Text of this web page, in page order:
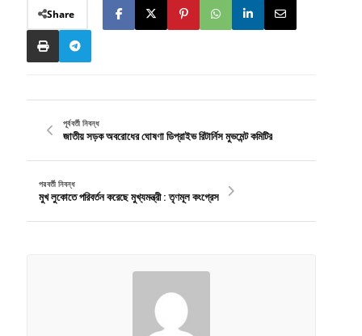
Share
পূর্ববর্তী নিবন্ধ
জাতীয় সড়ক অবরোধের ঘোষণা ডিপ্রাইভ রিটার্নিস মুভমেন্ট কমিটির
পরবর্তী নিবন্ধ
মুখ লুকোতে পরিবর্তন করেছে মুখ্যমন্ত্রী : তৃণমূল কংগ্রেস